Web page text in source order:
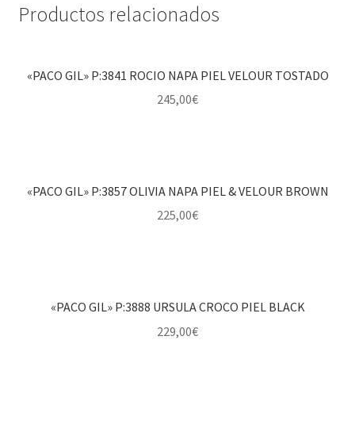
Productos relacionados
«PACO GIL» P:3841 ROCIO NAPA PIEL VELOUR TOSTADO
245,00€
«PACO GIL» P:3857 OLIVIA NAPA PIEL & VELOUR BROWN
225,00€
«PACO GIL» P:3888 URSULA CROCO PIEL BLACK
229,00€